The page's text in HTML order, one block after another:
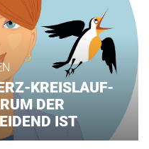
KREISLAUF-
DER
IST